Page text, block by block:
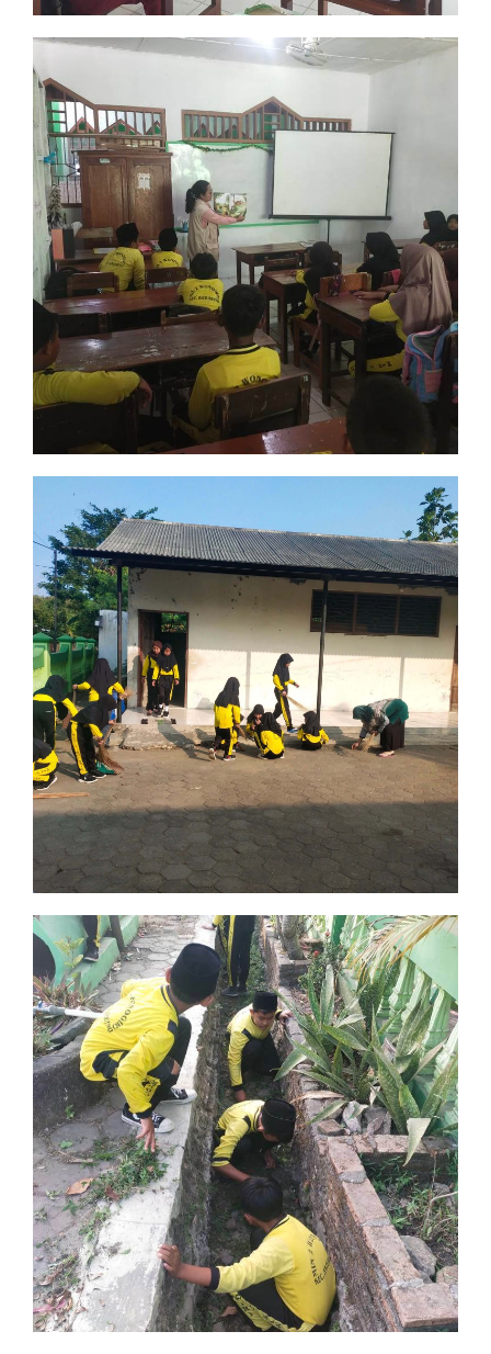
Mahasiswa IAIN Surakarta
Agenda Rutin KKN Mahasiswa
Jumat Bersih
Edukasi Lingkungan dan Kepedulian
Jumat Bersih
Edukasi Lingkungan dan Kepedulian